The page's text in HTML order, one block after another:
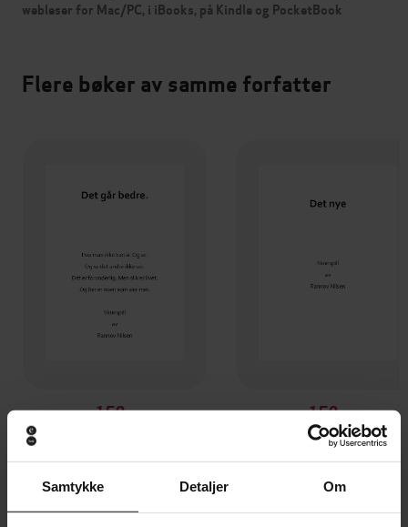
Samtykke Detaljer Om
webleser for Mac/PC, i iBooks, på Kindle og PocketBook
Flere bøker av samme forfatter
159,-
Rannov Nilsen
159,-
Det nye
Rannov Nilsen
EBOK